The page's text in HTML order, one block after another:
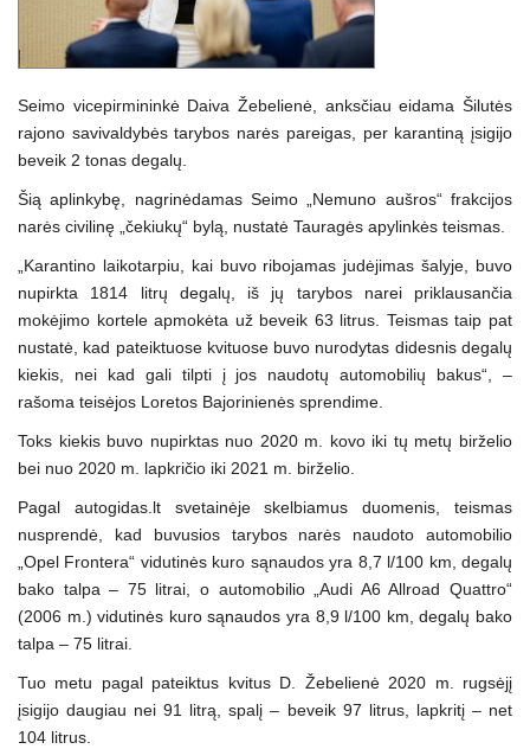
Seimo vicepirmininkė Daiva Žebelienė, anksčiau eidama Šilutės
rajono savivaldybės tarybos narės pareigas, per karantiną įsigijo
beveik 2 tonas degalų.
Šią aplinkybę, nagrinėdamas Seimo „Nemuno aušros“ frakcijos
narės civilinę „čekiukų“ bylą, nustatė Tauragės apylinkės teismas.
„Karantino laikotarpiu, kai buvo ribojamas judėjimas šalyje, buvo
nupirkta 1814 litrų degalų, iš jų tarybos narei priklausančia
mokėjimo kortele apmokėta už beveik 63 litrus. Teismas taip pat
nustatė, kad pateiktuose kvituose buvo nurodytas didesnis degalų
kiekis, nei kad gali tilpti į jos naudotų automobilių bakus“, –
rašoma teisėjos Loretos Bajorinienės sprendime.
Toks kiekis buvo nupirktas nuo 2020 m. kovo iki tų metų birželio
bei nuo 2020 m. lapkričio iki 2021 m. birželio.
Pagal autogidas.lt svetainėje skelbiamus duomenis, teismas
nusprendė, kad buvusios tarybos narės naudoto automobilio
„Opel Frontera“ vidutinės kuro sąnaudos yra 8,7 l/100 km, degalų
bako talpa – 75 litrai, o automobilio „Audi A6 Allroad Quattro“
(2006 m.) vidutinės kuro sąnaudos yra 8,9 l/100 km, degalų bako
talpa – 75 litrai.
Tuo metu pagal pateiktus kvitus D. Žebelienė 2020 m. rugsėjį
įsigijo daugiau nei 91 litrą, spalį – beveik 97 litrus, lapkritį – net
104 litrus.